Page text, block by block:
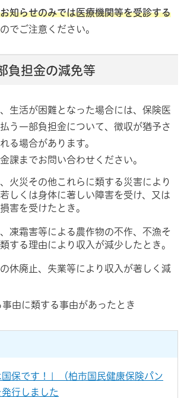
知らせのみでは医療機関等を受診する
のでご注意ください。
負担金の減免等
生活が困難となった場合には、保険医
う一部負担金について、徴収が猶予さ
る場合があります。
課までお問い合わせください。
火災その他これらに類する災害により
しくは身体に著しい障害を受け、又は
害を受けたとき。
凍霜害等による農作物の不作、不漁そ
する理由により収入が減少したとき。
休廃止、失業等により収入が著しく減
由に類する事由があったとき
国保です！」（柏市国民健康保険パン
行しました